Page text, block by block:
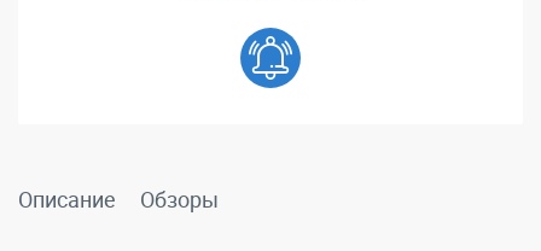
Описание Обзоры